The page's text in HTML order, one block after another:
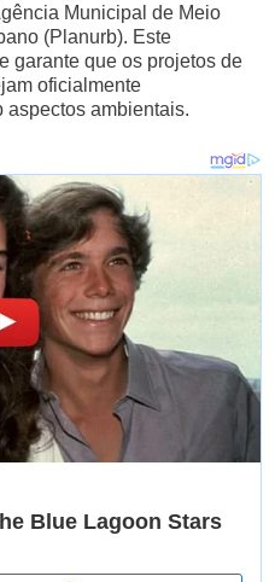
Municipal de Meio
(Planurb). Este
garante que os projetos de
oficialmente
aspectos ambientais.